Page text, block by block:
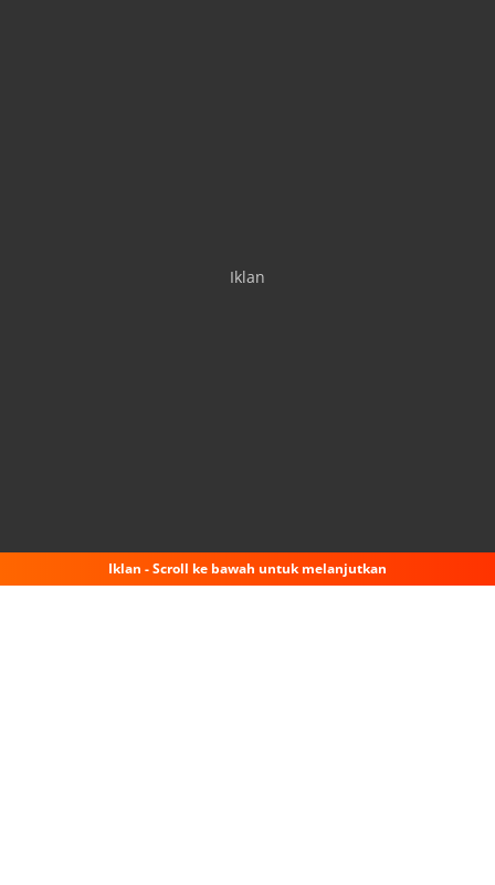
Iklan
Iklan - Scroll ke bawah untuk melanjutkan